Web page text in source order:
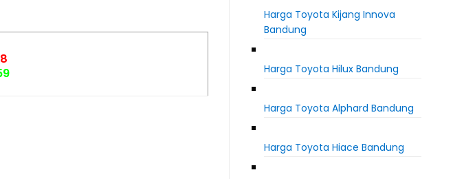
Harga Toyota Kijang Innova
Bandung
Harga Toyota Hilux Bandung
Harga Toyota Alphard Bandung
Harga Toyota Hiace Bandung